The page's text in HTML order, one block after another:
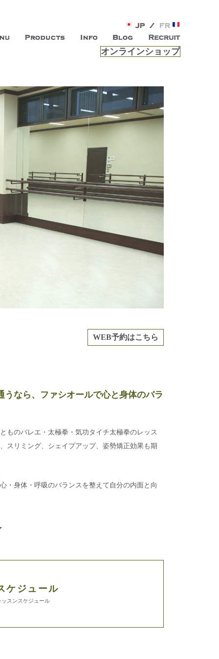
は、 内面から輝く美をトー
ープン。お客様のもつ「自らしい美しさ」を追求し、未来の
を提供する総合エステサロンです。
オンラインショップ
WEB予約はこちら
なら、ファシオールで心と身体のバラ
ものバレエ・太極拳・気功タイチ太極拳のレッス
スリミング、シェイプアップ、姿勢矯正効果も期
・身体・呼吸のバランスを整えて自分の内面と向
ケジュール
ッスンスケジュール